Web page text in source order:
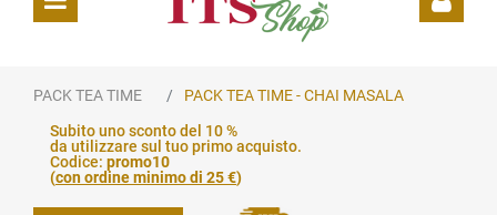
PACK TEA TIME PACK TEA TIME - CHAI MASALA
Subito uno sconto del 10 %
da utilizzare sul tuo primo acquisto.
Codice: promo10
(con ordine minimo di 25 €)